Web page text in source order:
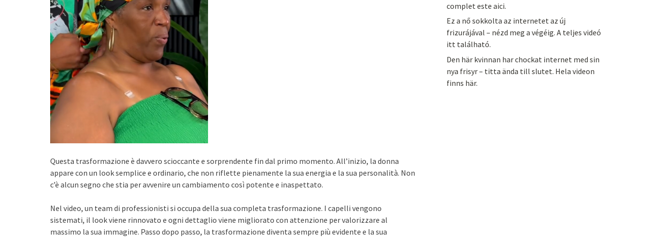
Questa trasformazione è davvero scioccante e sorprendente fin dal primo momento. All’inizio, la donna
appare con un look semplice e ordinario, che non riflette pienamente la sua energia e la sua personalità. Non
c’è alcun segno che stia per avvenire un cambiamento così potente e inaspettato.
Nel video, un team di professionisti si occupa della sua completa trasformazione. I capelli vengono
sistemati, il look viene rinnovato e ogni dettaglio viene migliorato con attenzione per valorizzare al
massimo la sua immagine. Passo dopo passo, la trasformazione diventa sempre più evidente e la sua
complet este aici.
Ez a nő sokkolta az internetet az új
frizurájával – nézd meg a végéig. A teljes videó
itt található.
Den här kvinnan har chockat internet med sin
nya frisyr – titta ända till slutet. Hela videon
finns här.